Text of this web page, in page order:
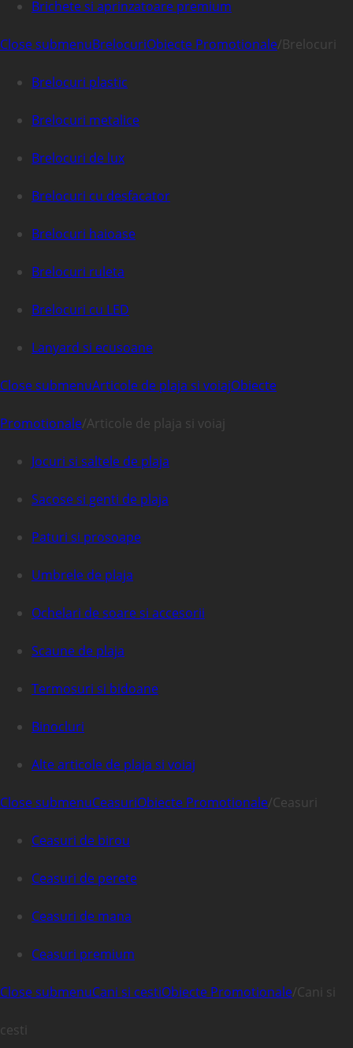
Brichete si aprinzatoare premium
Close submenuBrelocuriObiecte Promotionale/Brelocuri
Brelocuri plastic
Brelocuri metalice
Brelocuri de lux
Brelocuri cu desfacator
Brelocuri haioase
Brelocuri ruleta
Brelocuri cu LED
Lanyard si ecusoane
Close submenuArticole de plaja si voiajObiecte
Promotionale/Articole de plaja si voiaj
Jocuri si saltele de plaja
Sacose si genti de plaja
Paturi si prosoape
Umbrele de plaja
Ochelari de soare si accesorii
Scaune de plaja
Termosuri si bidoane
Binocluri
Alte articole de plaja si voiaj
Close submenuCeasuriObiecte Promotionale/Ceasuri
Ceasuri de birou
Ceasuri de perete
Ceasuri de mana
Ceasuri premium
Close submenuCani si cestiObiecte Promotionale/Cani si
cesti